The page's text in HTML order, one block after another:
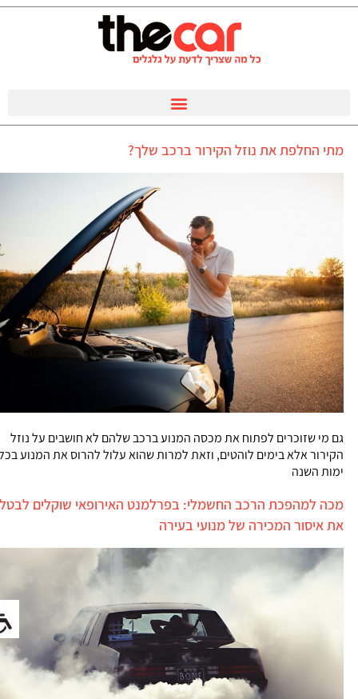
מתי החלפת את נוזל הקירור ברכב שלך?
גם מי שזוכרים לפתוח את מכסה המנוע ברכב שלהם לא חושבים על נוזל
הקירור אלא בימים לוהטים, וזאת למרות שהוא עלול להרוס את המנוע בכל
ימות השנה
מכה למהפכת הרכב החשמלי: בפרלמנט האירופאי שוקלים לבטל
את איסור המכירה של מנועי בעירה